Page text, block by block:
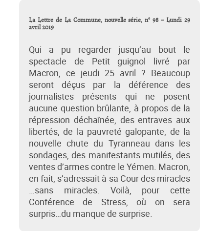
La Lettre de La Commune, nouvelle série, n° 98 – Lundi 29
avril 2019
Qui a pu regarder jusqu’au bout le
spectacle de Petit guignol livré par
Macron, ce jeudi 25 avril ? Beaucoup
seront déçus par la déférence des
journalistes présents qui ne posent
aucune question brûlante, à propos de la
répression déchaînée, des entraves aux
libertés, de la pauvreté galopante, de la
nouvelle chute du Tyranneau dans les
sondages, des manifestants mutilés, des
ventes d’armes contre le Yémen. Macron,
en fait, s’adressait à sa Cour des miracles
…sans miracles. Voilà, pour cette
Conférence de Stress, où on sera
surpris…du manque de surprise.